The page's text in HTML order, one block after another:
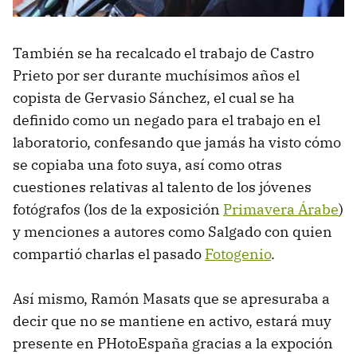
También se ha recalcado el trabajo de Castro
Prieto por ser durante muchísimos años el
copista de Gervasio Sánchez, el cual se ha
definido como un negado para el trabajo en el
laboratorio, confesando que jamás ha visto cómo
se copiaba una foto suya, así como otras
cuestiones relativas al talento de los jóvenes
fotógrafos (los de la exposición Primavera Árabe)
y menciones a autores como Salgado con quien
compartió charlas el pasado Fotogenio.
Así mismo, Ramón Masats que se apresuraba a
decir que no se mantiene en activo, estará muy
presente en PHotoEspaña gracias a la expoción